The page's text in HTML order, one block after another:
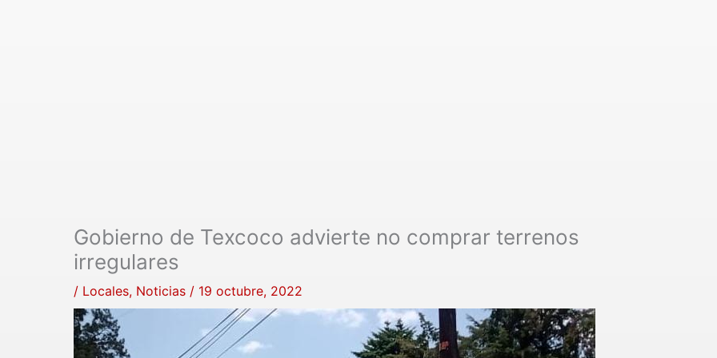
Gobierno de Texcoco advierte no comprar terrenos
irregulares
/ Locales, Noticias / 19 octubre, 2022